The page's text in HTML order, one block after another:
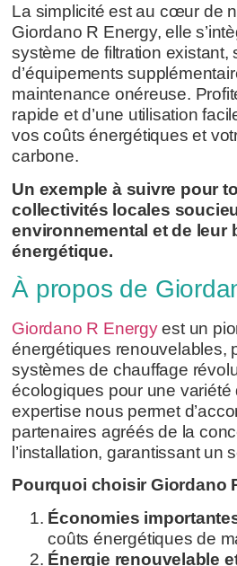
La simplicité est au cœur de
Giordano R Energy, elle
système de filtration existant,
d’équipements
maintenance onéreuse.
rapide et d’une utilisation
vos coûts énergétiques et
carbone.
Un exemple à suivre pour
collectivités locales
environnemental et de leur
énergétique.
À propos de
Giordano R Energyest un
énergétiques renouvelables,
systèmes de chauffage
écologiques pour une variété
expertise nous permet
partenaires agréés de la
l’installation, garantissant un
Pourquoi choisir Giordano
Économies
coûts énergétiques de
Énergie renouvelable